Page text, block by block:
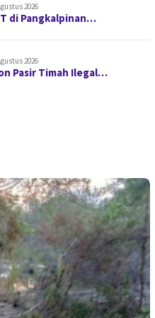
2026
di Pangkalpinan…
2026
Pasir Timah Ilegal…